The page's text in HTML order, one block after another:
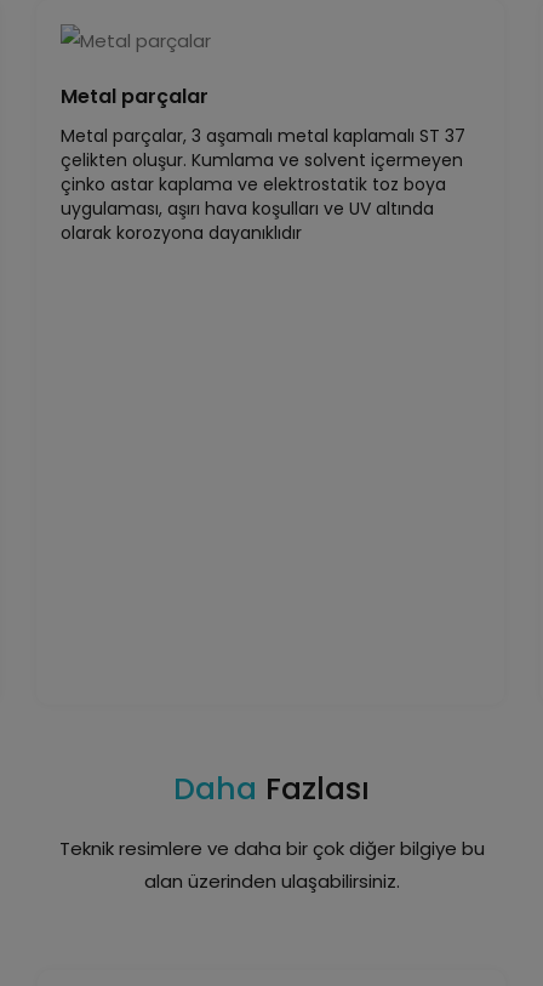
Metal parçalar
Metal parçalar, 3 aşamalı metal kaplamalı ST 37
çelikten oluşur. Kumlama ve solvent içermeyen
çinko astar kaplama ve elektrostatik toz boya
uygulaması, aşırı hava koşulları ve UV altında
olarak korozyona dayanıklıdır
Daha Fazlası
Teknik resimlere ve daha bir çok diğer bilgiye bu
alan üzerinden ulaşabilirsiniz.